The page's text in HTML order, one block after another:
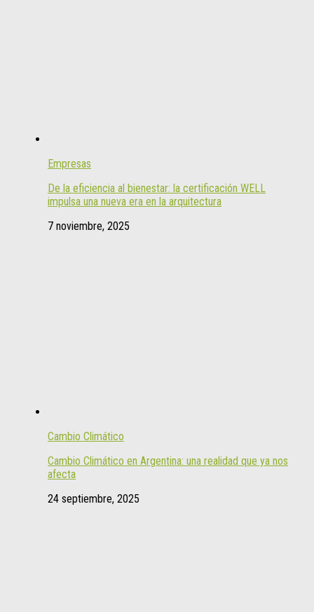
Empresas
De la eficiencia al bienestar: la certificación WELL
impulsa una nueva era en la arquitectura
7 noviembre, 2025
Cambio Climático
Cambio Climático en Argentina: una realidad que ya nos
afecta
24 septiembre, 2025